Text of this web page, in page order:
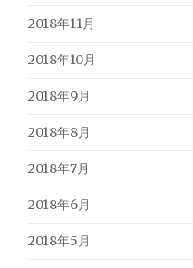
2018年11月
2018年10月
2018年9月
2018年8月
2018年7月
2018年6月
2018年5月